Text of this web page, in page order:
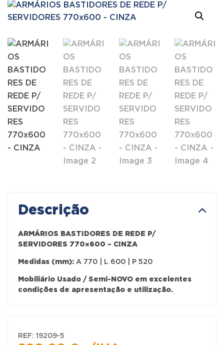
Descrição
ARMÁRIOS BASTIDORES DE REDE P/
SERVIDORES 770×600 – CINZA
Medidas (mm): A 770 | L 600 | P 520
Mobiliário Usado / Semi-NOVO em excelentes
condições de apresentação e utilização.
REF: 19209-5